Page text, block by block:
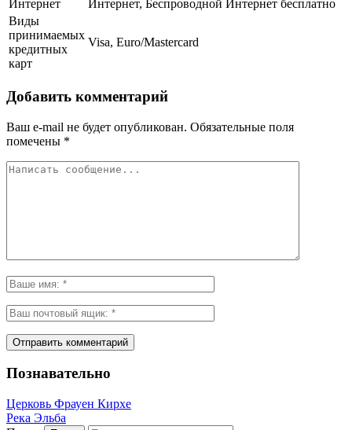
Интернет
Интернет, Беспроводной Интернет бесплатно
Виды
принимаемых
кредитных
карт
Visa, Euro/Mastercard
Добавить комментарий
Ваш e-mail не будет опубликован. Обязательные поля
помечены *
Познавательно
Церковь Фрауен Кирхе
Река Эльба